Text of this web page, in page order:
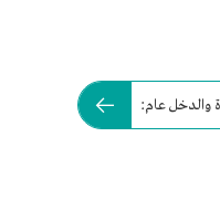
والدخل عام: